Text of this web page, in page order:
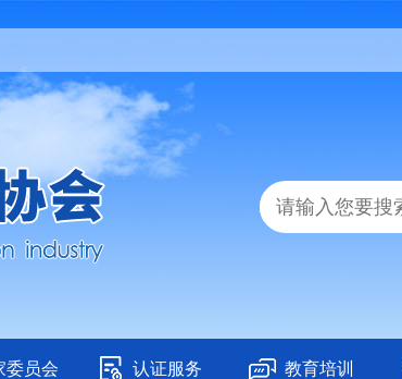
委员会 认证服务 教育培训